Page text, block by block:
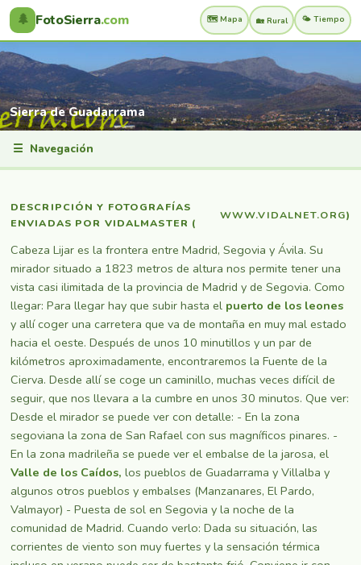
🌲 FotoSierra.com 🗺️ Mapa 🏡 Rural 🌤️ Tiempo
Sierra de Guadarrama
☰ Navegación
DESCRIPCIÓN Y FOTOGRAFÍAS
ENVIADAS POR VIDALMASTER (
WWW.VIDALNET.ORG)
Cabeza Lijar es la frontera entre Madrid, Segovia y Ávila. Su
mirador situado a 1823 metros de altura nos permite tener una
vista casi ilimitada de la provincia de Madrid y de Segovia. Como
llegar: Para llegar hay que subir hasta el puerto de los leones
y allí coger una carretera que va de montaña en muy mal estado
hacia el oeste. Después de unos 10 minutillos y un par de
kilómetros aproximadamente, encontraremos la Fuente de la
Cierva. Desde allí se coge un caminillo, muchas veces difícil de
seguir, que nos llevara a la cumbre en unos 30 minutos. Que ver:
Desde el mirador se puede ver con detalle: - En la zona
segoviana la zona de San Rafael con sus magníficos pinares. -
En la zona madrileña se puede ver el embalse de la jarosa, el
Valle de los Caídos, los pueblos de Guadarrama y Villalba y
algunos otros pueblos y embalses (Manzanares, El Pardo,
Valmayor) - Puesta de sol en Segovia y la noche de la
comunidad de Madrid. Cuando verlo: Dada su situación, las
corrientes de viento son muy fuertes y la sensación térmica